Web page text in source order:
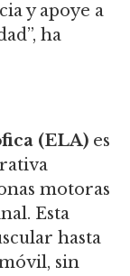
y apoye a
ha
(ELA) es
motoras
Esta
hasta
sin